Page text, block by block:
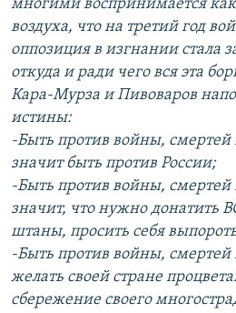
многими воспринимается как
воздуха, что на третий год
оппозиция в изгнании стала
откуда и ради чего вся эта
Кара-Мурза и Пивоваров
истины:
-Быть против войны,
значит быть против России;
-Быть против войны,
значит, что нужно донатить
штаны, просить себя
-Быть против войны, смертей
желать своей стране
сбережение своего